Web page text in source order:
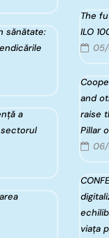
sănătate:
a
The
ILO
and
raise
Pillar
viața